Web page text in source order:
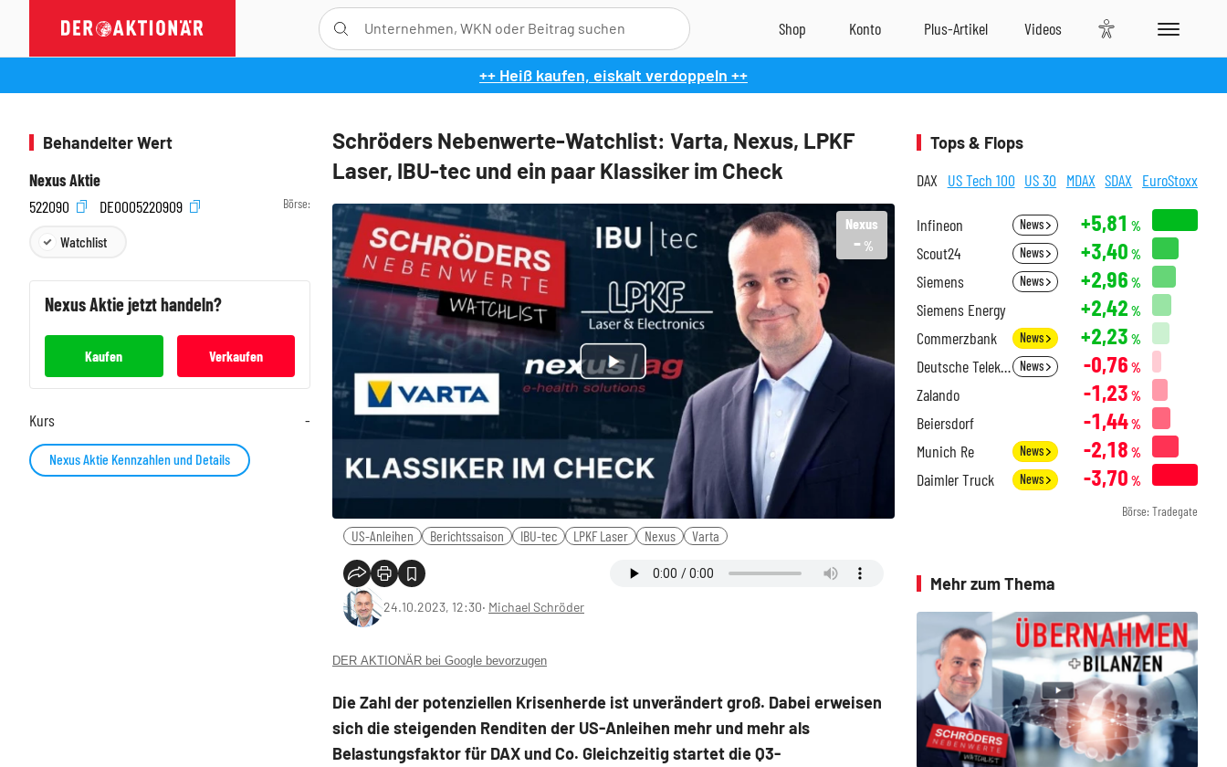
++ Heiß kaufen, eiskalt verdoppeln ++
Schröders Nebenwerte-Watchlist: Varta, Nexus, LPKF
Laser, IBU-tec und ein paar Klassiker im Check
Nexus
- %
US-Anleihen Berichtssaison IBU-tec LPKF Laser Nexus Varta
24.10.2023, 12:30‧ Michael Schröder
DER AKTIONÄR bei Google bevorzugen
Die Zahl der potenziellen Krisenherde ist unverändert groß. Dabei erweisen
sich die steigenden Renditen der US-Anleihen mehr und mehr als
Belastungsfaktor für DAX und Co. Gleichzeitig startet die Q3-
Behandelter Wert
Nexus Aktie
522090
DE0005220909 Börse:
Watchlist
NexusAktie jetzt handeln?
Kaufen Verkaufen
Kurs -
Nexus Aktie Kennzahlen und Details
Tops & Flops
DAX US Tech 100 US 30 MDAX SDAX EuroStoxx
Infineon News +5,81 %
Scout24 News +3,40 %
Siemens News +2,96 %
Siemens Energy +2,42 %
Commerzbank News +2,23 %
Deutsche Telekom News -0,76 %
Zalando -1,23 %
Beiersdorf -1,44%
Munich Re News -2,18 %
Daimler Truck News -3,70 %
Börse: Tradegate
Mehr zum Thema